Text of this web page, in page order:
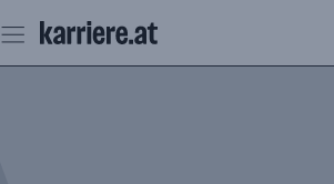
Seiteninhalt
springen